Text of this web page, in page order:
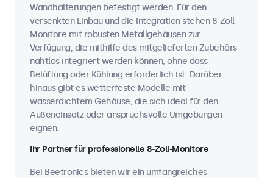
Wandhalterungen befestigt werden. Für den
versenkten Einbau und die Integration stehen 8-Zoll-
Monitore mit robusten Metallgehäusen zur
Verfügung, die mithilfe des mitgelieferten Zubehörs
nahtlos integriert werden können, ohne dass
Belüftung oder Kühlung erforderlich ist. Darüber
hinaus gibt es wetterfeste Modelle mit
wasserdichtem Gehäuse, die sich ideal für den
Außeneinsatz oder anspruchsvolle Umgebungen
eignen.
Ihr Partner für professionelle 8-Zoll-Monitore
Bei Beetronics bieten wir ein umfangreiches